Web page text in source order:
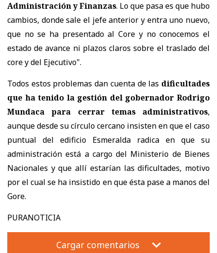
Administración y Finanzas. Lo que pasa es que hubo
cambios, donde sale el jefe anterior y entra uno nuevo,
que no se ha presentado al Core y no conocemos el
estado de avance ni plazos claros sobre el traslado del
core y del Ejecutivo".
Todos estos problemas dan cuenta de las dificultades
que ha tenido la gestión del gobernador Rodrigo
Mundaca para cerrar temas administrativos,
aunque desde su círculo cercano insisten en que el caso
puntual del edificio Esmeralda radica en que su
administración está a cargo del Ministerio de Bienes
Nacionales y que allí estarían las dificultades, motivo
por el cual se ha insistido en que ésta pase a manos del
Gore.
PURANOTICIA
Cargar comentarios